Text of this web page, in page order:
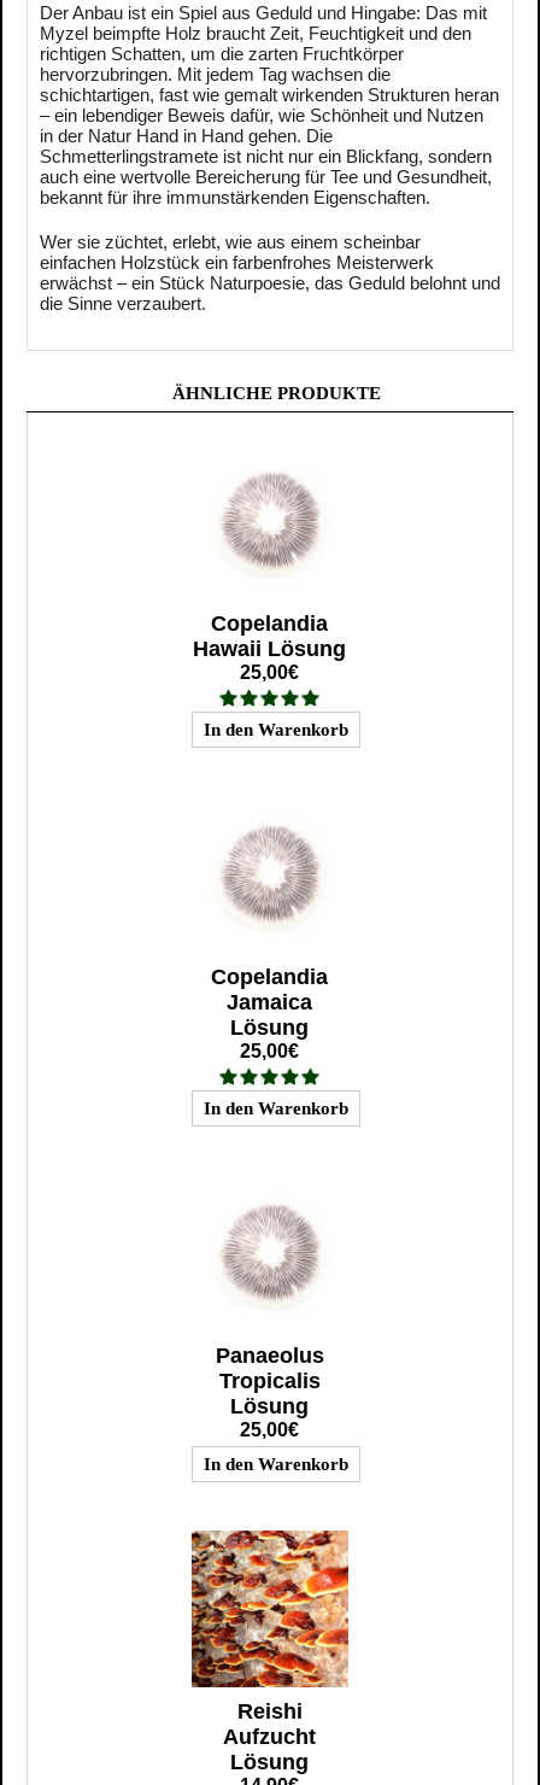
Der Anbau ist ein Spiel aus Geduld und Hingabe: Das mit
Myzel beimpfte Holz braucht Zeit, Feuchtigkeit und den
richtigen Schatten, um die zarten Fruchtkörper
hervorzubringen. Mit jedem Tag wachsen die
schichtartigen, fast wie gemalt wirkenden Strukturen heran
– ein lebendiger Beweis dafür, wie Schönheit und Nutzen
in der Natur Hand in Hand gehen. Die
Schmetterlingstramete ist nicht nur ein Blickfang, sondern
auch eine wertvolle Bereicherung für Tee und Gesundheit,
bekannt für ihre immunstärkenden Eigenschaften.
Wer sie züchtet, erlebt, wie aus einem scheinbar
einfachen Holzstück ein farbenfrohes Meisterwerk
erwächst – ein Stück Naturpoesie, das Geduld belohnt und
die Sinne verzaubert.
ÄHNLICHE PRODUKTE
Copelandia
Hawaii Lösung
25,00€
Copelandia
Jamaica
Lösung
25,00€
Panaeolus
Tropicalis
Lösung
25,00€
Reishi
Aufzucht
Lösung